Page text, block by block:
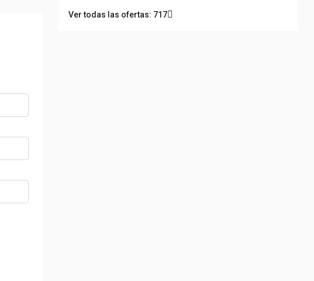
Ver todas las ofertas: 717